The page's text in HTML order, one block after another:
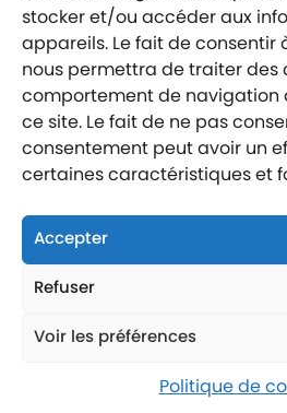
stocker et/ou accéder aux
appareils. Le fait de consentir
nous permettra de traiter des
comportement de navigation
ce site. Le fait de ne pas
consentement peut avoir un
certaines caractéristiques et
Accepter
Refuser
Voir les préférences
Politique de
Mentions
Politique de
Labellisé entreprise